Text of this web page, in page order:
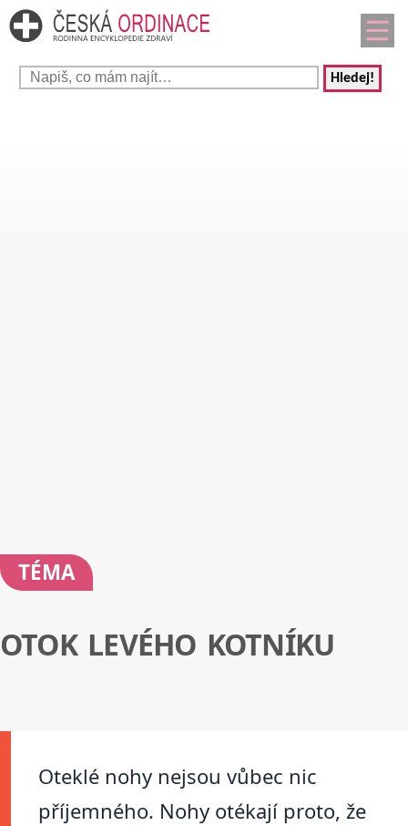
Hledej!
TÉMA
OTOK LEVÉHO KOTNÍKU
Oteklé nohy nejsou vůbec nic
příjemného. Nohy otékají proto, že